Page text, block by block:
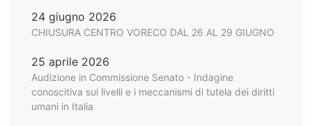
24 giugno 2026
CHIUSURA CENTRO VORECO DAL 26 AL 29 GIUGNO
25 aprile 2026
Audizione in Commissione Senato - Indagine
conoscitiva sui livelli e i meccanismi di tutela dei diritti
umani in Italia